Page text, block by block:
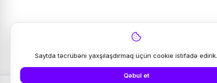
Saytda təcrübəni yaxşılaşdırmaq üçün cookie istifadə
Qəbul et